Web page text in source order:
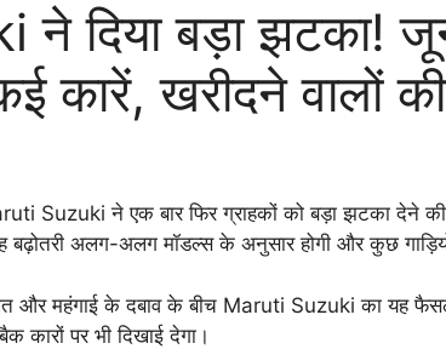
दिया बड़ा झटका!
कारें, खरीदने वालों
Suzuki ने एक बार फिर ग्राहकों को बड़ा झटका
यह बढ़ोतरी अलग-अलग मॉडल्स के अनुसार होगी और कुछ
और महंगाई के दबाव के बीच Maruti Suzuki का यह
कारों पर भी दिखाई देगा।